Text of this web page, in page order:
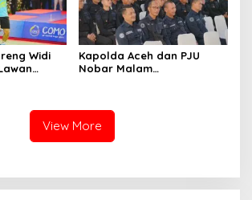
Widi
Kapolda Aceh dan PJU
Nobar Malam
Teladan Raih Penghargaan
View More